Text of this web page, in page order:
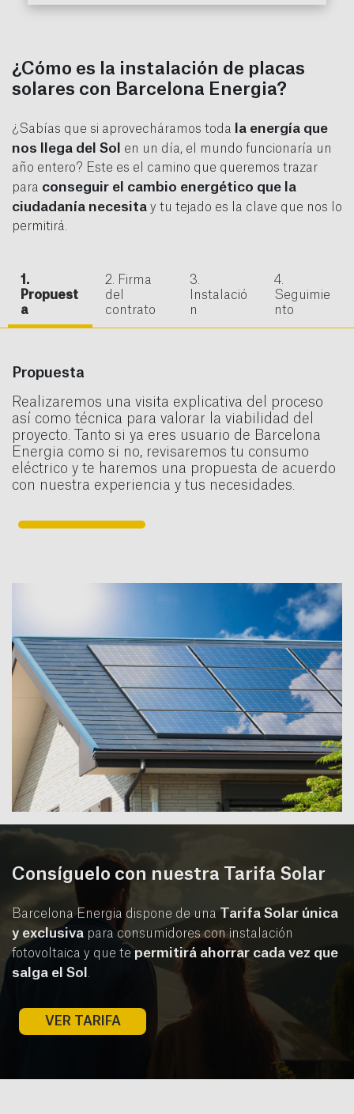
¿Cómo es la instalación de placas
solares con Barcelona Energia?
¿Sabías que si aprovecháramos toda
la energía que
nos llega del Sol
en un día, el mundo funcionaría un
año entero? Este es el camino que queremos trazar
para conseguir el cambio energético que la
ciudadanía necesita y tu tejado es la clave que nos lo
permitirá.
1.
Propuest
a
2. Firma
del
contrato
3.
Instalació
n
4.
Seguimie
nto
Propuesta
Realizaremos una visita explicativa del proceso
así como técnica para valorar la viabilidad del
proyecto. Tanto si ya eres usuario de Barcelona
Energia como si no, revisaremos tu consumo
eléctrico y te haremos una propuesta de acuerdo
con nuestra experiencia y tus necesidades.
Consíguelo con nuestra Tarifa Solar
Barcelona Energia dispone de una Tarifa Solar única
y exclusiva para consumidores con instalación
fotovoltaica y que te permitirá ahorrar cada vez que
salga el Sol .
VER TARIFA